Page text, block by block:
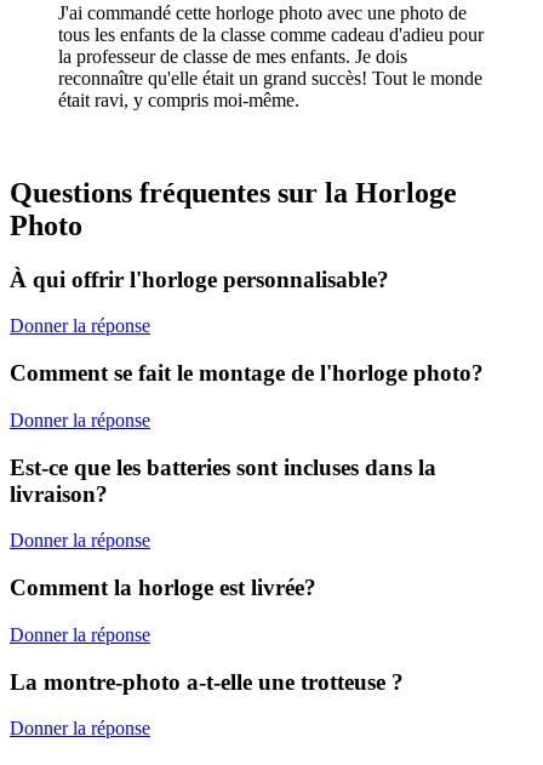
J'ai commandé cette horloge photo avec une photo de
tous les enfants de la classe comme cadeau d'adieu pour
la professeur de classe de mes enfants. Je dois
reconnaître qu'elle était un grand succès! Tout le monde
était ravi, y compris moi-même.
Questions fréquentes sur la Horloge
Photo
À qui offrir l'horloge personnalisable?
Donner la réponse
Comment se fait le montage de l'horloge photo?
Donner la réponse
Est-ce que les batteries sont incluses dans la
livraison?
Donner la réponse
Comment la horloge est livrée?
Donner la réponse
La montre-photo a-t-elle une trotteuse ?
Donner la réponse